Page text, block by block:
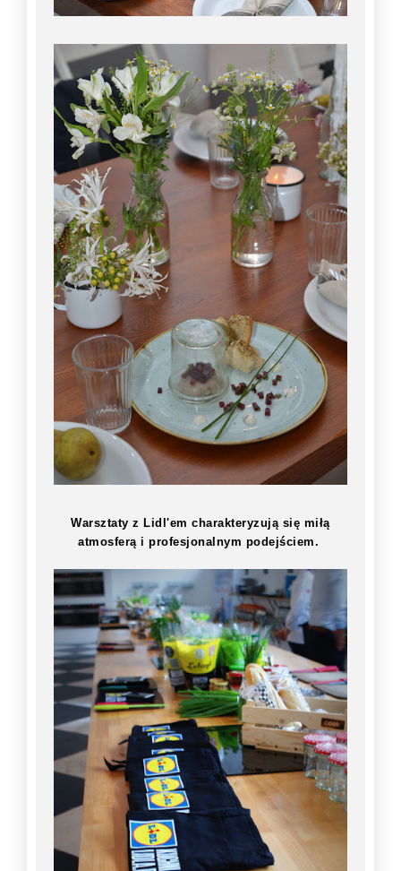
Warsztaty z Lidl'em charakteryzują się miłą
atmosferą i profesjonalnym podejściem.